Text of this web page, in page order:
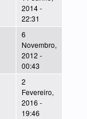
2014 -
22:31
6
Novembro,
2012 -
00:43
2
Fevereiro,
2016 -
19:46